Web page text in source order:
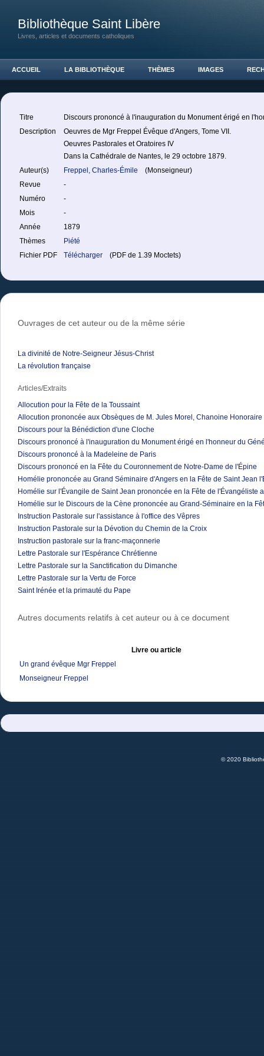
Bibliothèque Saint Libère
Livres, articles et documents catholiques
ACCUEIL LA BIBLIOTHÈQUE THÈMES IMAGES
Titre
Discours prononcé à l'inauguration du Monument érigé en
Description
Oeuvres de Mgr Freppel Évêque d'Angers, Tome VII.
Oeuvres Pastorales et Oratoires IV
Dans la Cathédrale de Nantes, le 29 octobre 1879.
Auteur(s)
Freppel, Charles-Émile
(Monseigneur)
Revue
-
Numéro
-
Mois
-
Année
1879
Thèmes
Piété
Fichier PDF
Télécharger (PDF de 1.39 Moctets)
Ouvrages de cet auteur ou de la même série
La divinité de Notre-Seigneur Jésus-Christ
La révolution française
Articles/Extraits
Allocution pour la Fête de la Toussaint
Allocution prononcée aux Obsèques de M. Jules Morel, Chanoine
Discours pour la Bénédiction d'une Cloche
Discours prononcé à l'inauguration du Monument érigé en l'honneur du
Discours prononcé à la Madeleine de Paris
Discours prononcé en la Fête du Couronnement de Notre-Dame de l'Épine
Homélie prononcée au Grand Séminaire d'Angers en la Fête de Saint Jean
Homélie sur l'Évangile de Saint Jean prononcée en la Fête de l'Évangéliste
Homélie sur le Discours de la Cène prononcée au Grand-Séminaire en la
Instruction Pastorale sur l'assistance à l'office des Vêpres
Instruction Pastorale sur la Dévotion du Chemin de la Croix
Instruction pastorale sur la franc-maçonnerie
Lettre Pastorale sur l'Espérance Chrétienne
Lettre Pastorale sur la Sanctification du Dimanche
Lettre Pastorale sur la Vertu de Force
Saint Irénée et la primauté du Pape
Autres documents relatifs à cet auteur ou à ce document
Livre ou article
Un grand évêque Mgr Freppel
Monseigneur Freppel
© 2020